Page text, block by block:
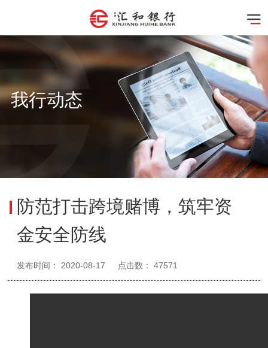
我行动态
防范打击跨境赌博，筑牢资
金安全防线
发布时间： 2020-08-17 点击数： 47571